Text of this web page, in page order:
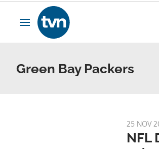
Ir al contenido
Obrir navegació
Green Bay Packers
25 NOV
NFL